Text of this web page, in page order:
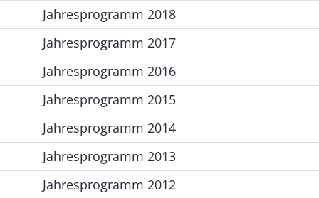
Jahresprogramm 2018
Jahresprogramm 2017
Jahresprogramm 2016
Jahresprogramm 2015
Jahresprogramm 2014
Jahresprogramm 2013
Jahresprogramm 2012